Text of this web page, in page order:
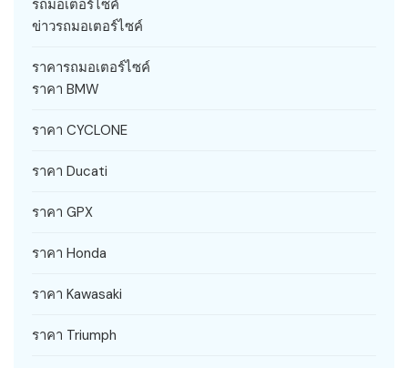
รถมอเตอร์ไซค์
ข่าวรถมอเตอร์ไซค์
ราคารถมอเตอร์ไซค์
ราคา BMW
ราคา CYCLONE
ราคา Ducati
ราคา GPX
ราคา Honda
ราคา Kawasaki
ราคา Triumph